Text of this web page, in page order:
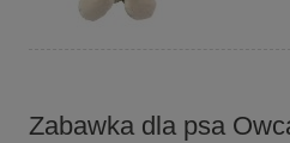
Zabawka dla psa